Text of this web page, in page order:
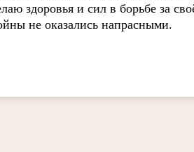
здоровья и сил в борьбе за
не оказались напрасными.